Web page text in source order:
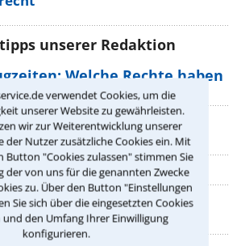
verwendet Cookies, um die
unserer Website zu gewährleisten.
wir zur Weiterentwicklung unserer
der Nutzer zusätzliche Cookies ein. Mit
Button "Cookies zulassen" stimmen Sie
der von uns für die genannten Zwecke
zu. Über den Button "Einstellungen
Sie sich über die eingesetzten Cookies
den Umfang Ihrer Einwilligung
konfigurieren.
unserer Redaktion
Welche Rechte haben
Welche Rechte
zahlen?
die jeder
kennen sollte